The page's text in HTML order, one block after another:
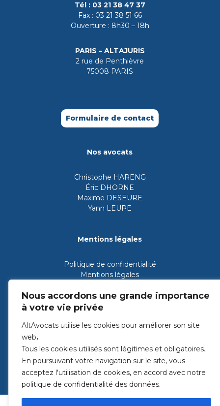
Nous accordons une grande importance
à votre vie privée
AltAvocats utilise les cookies pour améliorer son site
web.
Tous les cookies utilisés sont légitimes et obligatoires.
En poursuivant votre navigation sur le site, vous
acceptez l'utilisation de cookies, en accord avec notre
politique de confidentialité des données.
Tél : 03 21 38 47 37
Fax : 03 21 38 51 66
Ouverture : 8h30 – 18h
PARIS – ALTAJURIS
2 rue de Penthièvre
75008 PARIS
Formulaire de contact
Nos avocats
Christophe HARENG
Éric DHORNE
Maxime DESEURE
Yann LEUPE
Mentions légales
Politique de confidentialité
Mentions légales
© 2026ALTAVOCATS Création : Agence Kynova